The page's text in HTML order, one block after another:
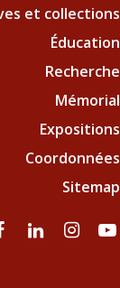
et collections
Éducation
Recherche
Mémorial
Expositions
Coordonnées
Sitemap